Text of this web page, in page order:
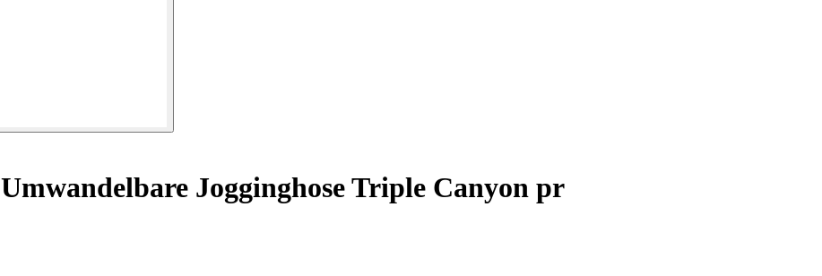
Umwandelbare Jogginghose Triple Canyon pr